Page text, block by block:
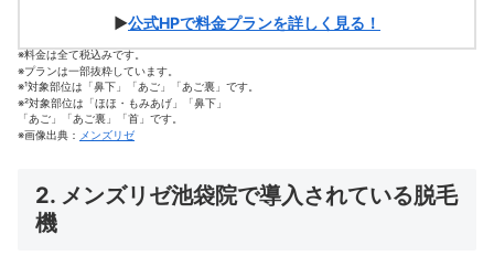
▶公式HPで料金プランを詳しく見る！
※料金は全て税込みです。
※プランは一部抜粋しています。
※¹対象部位は「鼻下」「あご」「あご裏」です。
※²対象部位は「ほほ・もみあげ」「鼻下」
「あご」
「あご裏」「首」です。
※画像出典： メンズリゼ
2. メンズリゼ池袋院で導入されている脱毛
機